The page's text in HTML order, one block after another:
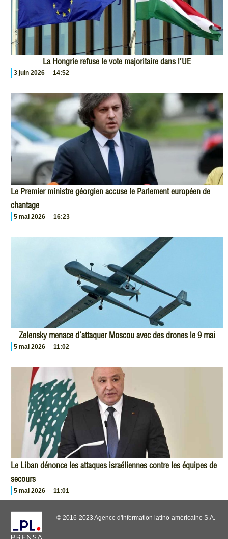
La Hongrie refuse le vote majoritaire dans l’UE
3 juin 2026 14:52
Le Premier ministre géorgien accuse le Parlement européen de
chantage
5 mai 2026 16:23
Zelensky menace d’attaquer Moscou avec des drones le 9 mai
5 mai 2026 11:02
Le Liban dénonce les attaques israéliennes contre les équipes de
secours
5 mai 2026 11:01
© 2016-2023 Agence d'information latino-américaine S.A.